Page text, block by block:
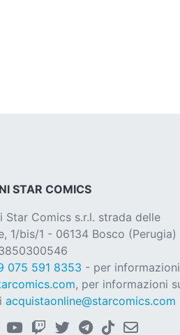
STAR COMICS
Star Comics s.r.l. strada delle
1/bis/1 - 06134 Bosco (Perugia)
075 591 8353 - per informazioni
, per informazioni
acquistaonline@starcomics.com